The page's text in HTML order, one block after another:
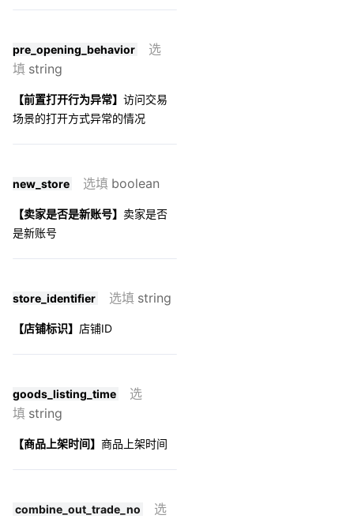
pre_opening_behavior
选
填 string
【前置打开行为异常】 访问交易
场景的打开方式异常的情况
new_store 选填 boolean
【卖家是否是新账号】 卖家是否
是新账号
store_identifier 选填 string
【店铺标识】 店铺ID
goods_listing_time
选
填 string
【商品上架时间】 商品上架时间
combine_out_trade_no
选